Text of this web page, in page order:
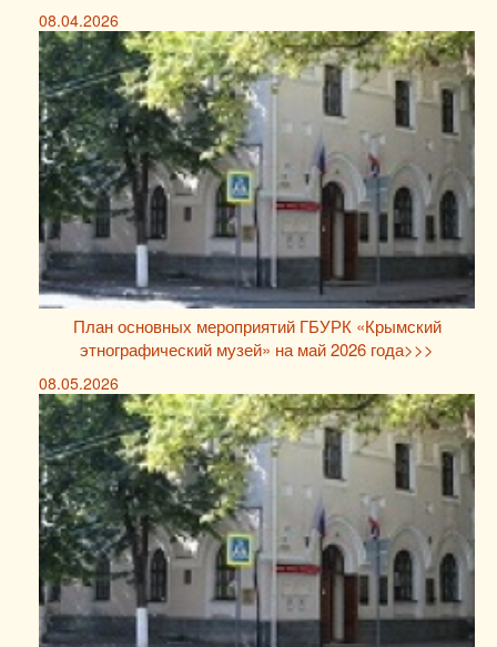
08.04.2026
План основных мероприятий ГБУРК «Крымский
этнографический музей» на май 2026 года>>>
08.05.2026